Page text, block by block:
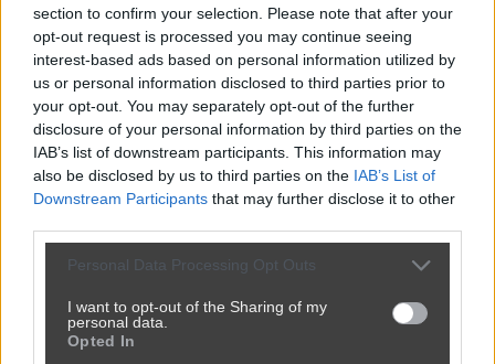
section to confirm your selection. Please note that after your
opt-out request is processed you may continue seeing
interest-based ads based on personal information utilized by
us or personal information disclosed to third parties prior to
your opt-out. You may separately opt-out of the further
disclosure of your personal information by third parties on the
IAB’s list of downstream participants. This information may
also be disclosed by us to third parties on the IAB’s List of
Downstream Participants that may further disclose it to other
Personal Data Processing Opt Outs
I want to opt-out of the Sharing of my
personal data.
Opted In
Może oddaj za darmo?
przezhef0— 3 tygodnie temu
Kategoria: 😂 Śmieszne Tagi: #humor #rodzina
#memy
#nieruchomości
#zabrze